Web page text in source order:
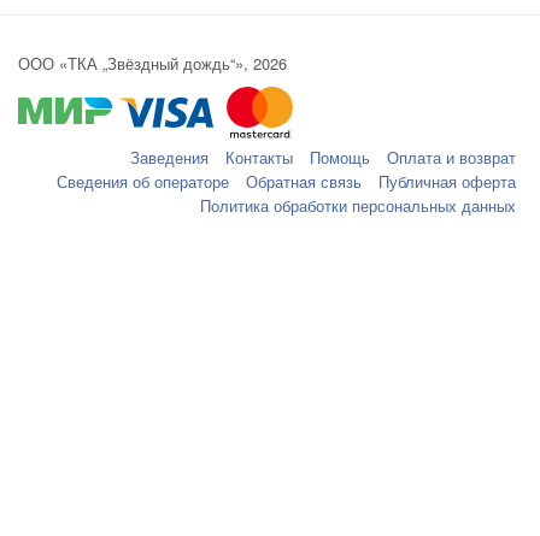
ООО «ТКА „Звёздный дождь“», 2026
Заведения Контакты Помощь
Оплата и возврат
Сведения об операторе
Обратная связь
Публичная оферта
Политика обработки персональных данных